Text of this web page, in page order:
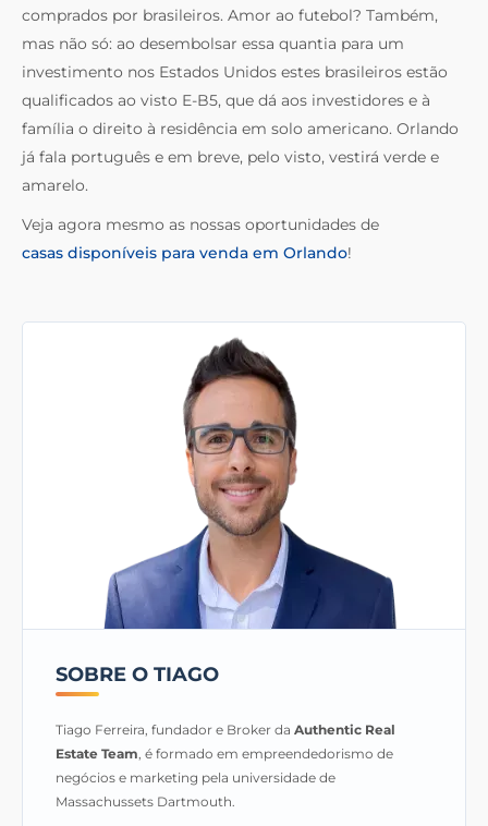
comprados por brasileiros. Amor ao futebol? Também,
mas não só: ao desembolsar essa quantia para um
investimento nos Estados Unidos estes brasileiros estão
qualificados ao visto E-B5, que dá aos investidores e à
família o direito à residência em solo americano. Orlando
já fala português e em breve, pelo visto, vestirá verde e
amarelo.
Veja agora mesmo as nossas oportunidades de
casas disponíveis para venda em Orlando!
SOBRE O TIAGO
Tiago Ferreira, fundador e Broker da Authentic Real
Estate Team , é formado em empreendedorismo de
negócios e marketing pela universidade de
Massachussets Dartmouth.